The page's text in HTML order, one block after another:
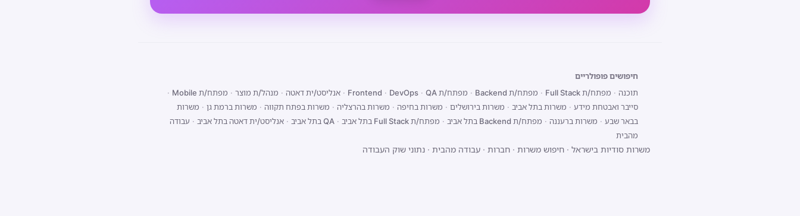
חיפושים פופולריים
תוכנה · מפתח/ת Full Stack · מפתח/ת Backend · מפתח/ת Frontend · DevOps · QA
· אנליסט/ית דאטה · מנהל/ת מוצר · מפתח/ת Mobile
·
סייבר ואבטחת מידע · משרות בתל אביב · משרות בירושלים · משרות בחיפה · משרות בהרצליה · משרות בפתח תקווה · משרות ברמת גן · משרות
בבאר שבע · משרות ברעננה · מפתח/ת Backend בתל אביב · מפתח/ת Full Stack בתל אביב · QA בתל אביב · אנליסט/ית דאטה בתל אביב · עבודה
מהבית
משרות סודיות בישראל · חיפוש משרות · חברות · עבודה מהבית · נתוני שוק העבודה